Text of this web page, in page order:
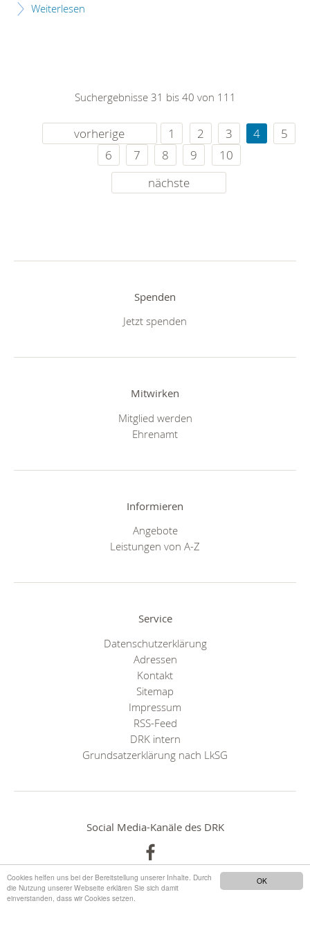
OK
Cookies helfen uns bei der Bereitstellung unserer Inhalte. Durch
die Nutzung unserer Webseite erklären Sie sich damit
einverstanden, dass wir Cookies setzen.
Weiterlesen
Suchergebnisse 31 bis 40 von 111
vorherige 1 2 3 4
5
6
7 8 9
10
nächste
Spenden
Jetzt spenden
Mitwirken
Mitglied werden
Ehrenamt
Informieren
Angebote
Leistungen von A-Z
Service
Datenschutzerklärung
Adressen
Kontakt
Sitemap
Impressum
RSS-Feed
DRK intern
Grundsatzerklärung nach LkSG
Social Media-Kanäle des DRK